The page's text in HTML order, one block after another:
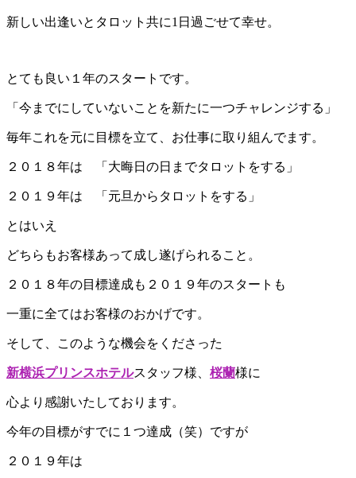
新しい出逢いとタロット共に1日過ごせて幸せ。
とても良い１年のスタートです。
「今までにしていないことを新たに一つチャレンジする」
毎年これを元に目標を立て、お仕事に取り組んでます。
２０１８年は 「大晦日の日までタロットをする」
２０１９年は 「元旦からタロットをする」
とはいえ
どちらもお客様あって成し遂げられること。
２０１８年の目標達成も２０１９年のスタートも
一重に全てはお客様のおかげです。
そして、このような機会をくださった
新横浜プリンスホテルスタッフ様、 桜蘭様に
心より感謝いたしております。
今年の目標がすでに１つ達成（笑）ですが
２０１９年は